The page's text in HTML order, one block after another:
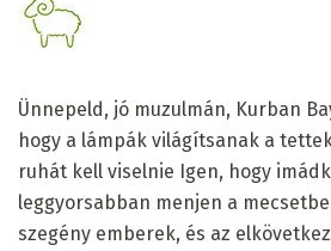
Ünnepeld, jó muzulmán, Kurban
hogy a lámpák világítsanak a
ruhát kell viselnie Igen, hogy
leggyorsabban menjen a
szegény emberek, és az